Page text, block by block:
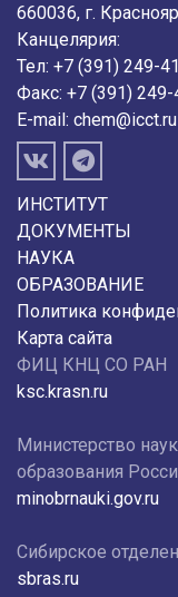
660036, г.
Канцелярия:
Тел: +7 (391) 249-
Факс: +7 (391) 249-
E-mail: chem@icct.ru
ИНСТИТУТ
ДОКУМЕНТЫ
НАУКА
ОБРАЗОВАНИЕ
Политика
Карта сайта
ФИЦ КНЦ СО РАН
ksc.krasn.ru
Министерство
образования
minobrnauki.gov.ru
Сибирское
sbras.ru